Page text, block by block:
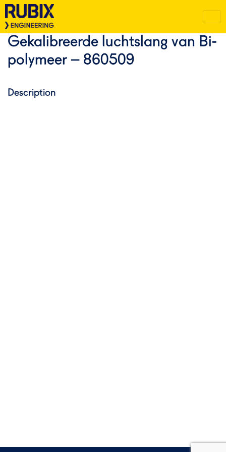
Gekalibreerde luchtslang van Bi-
polymeer – 860509
Description